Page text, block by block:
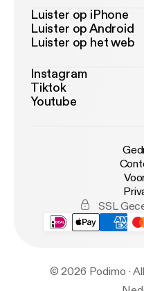
Luister op iPhone
Luister op Android
Luister op het web
Instagram
Tiktok
Youtube
SSL
© 2026 Podimo ·